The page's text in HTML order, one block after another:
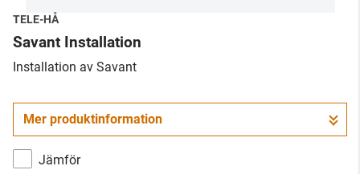
TELE-HÅ
Savant Installation
​Installation av Savant
Mer produktinformation
Jämför